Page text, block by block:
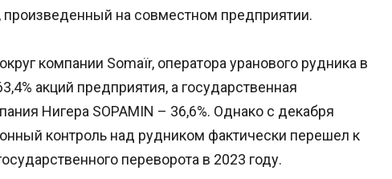
произведенный на совместном предприятии.
компании Somaïr, оператора уранового рудника в
акций предприятия, а государственная
Нигера SOPAMIN – 36,6%. Однако с декабря
контроль над рудником фактически перешел к
переворота в 2023 году.